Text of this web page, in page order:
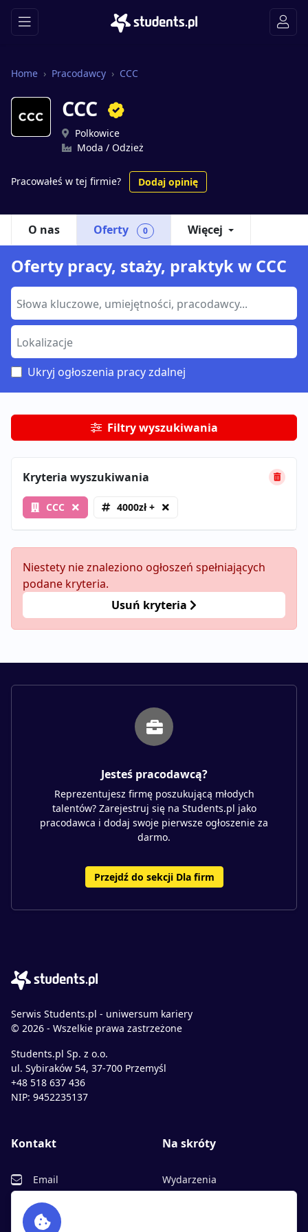
Home Pracodawcy CCC
CCC
Polkowice
Moda / Odzież
Pracowałeś w tej firmie? Dodaj opinię
O nas Oferty 0 Więcej
Oferty pracy, staży, praktyk w CCC
Ukryj ogłoszenia pracy zdalnej
Filtry wyszukiwania
Kryteria wyszukiwania
CCC 4000zł +
Niestety nie znaleziono ogłoszeń spełniających
podane kryteria.
Usuń kryteria
Jesteś pracodawcą?
Reprezentujesz firmę poszukującą młodych
talentów? Zarejestruj się na Students.pl jako
pracodawca i dodaj swoje pierwsze ogłoszenie za
darmo.
Przejdź do sekcji Dla firm
Serwis Students.pl - uniwersum kariery
© 2026 - Wszelkie prawa zastrzeżone
Students.pl Sp. z o.o.
ul. Sybiraków 54, 37-700 Przemyśl
+48 518 637 436
NIP: 9452235137
Kontakt
Email
Facebook
Na skróty
Wydarzenia